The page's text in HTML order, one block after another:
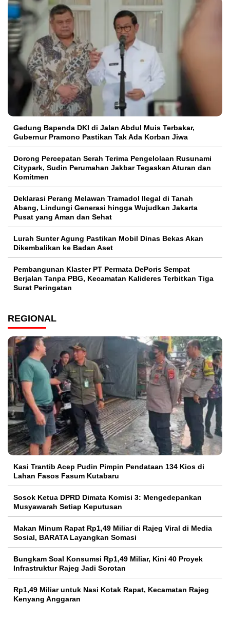
Gedung Bapenda DKI di Jalan Abdul Muis Terbakar,
Gubernur Pramono Pastikan Tak Ada Korban Jiwa
Dorong Percepatan Serah Terima Pengelolaan Rusunami
Citypark, Sudin Perumahan Jakbar Tegaskan Aturan dan
Komitmen
Deklarasi Perang Melawan Tramadol Ilegal di Tanah
Abang, Lindungi Generasi hingga Wujudkan Jakarta
Pusat yang Aman dan Sehat
Lurah Sunter Agung Pastikan Mobil Dinas Bekas Akan
Dikembalikan ke Badan Aset
Pembangunan Klaster PT Permata DePoris Sempat
Berjalan Tanpa PBG, Kecamatan Kalideres Terbitkan Tiga
Surat Peringatan
REGIONAL
Kasi Trantib Acep Pudin Pimpin Pendataan 134 Kios di
Lahan Fasos Fasum Kutabaru
Sosok Ketua DPRD Dimata Komisi 3: Mengedepankan
Musyawarah Setiap Keputusan
Makan Minum Rapat Rp1,49 Miliar di Rajeg Viral di Media
Sosial, BARATA Layangkan Somasi
Bungkam Soal Konsumsi Rp1,49 Miliar, Kini 40 Proyek
Infrastruktur Rajeg Jadi Sorotan
Rp1,49 Miliar untuk Nasi Kotak Rapat, Kecamatan Rajeg
Kenyang Anggaran